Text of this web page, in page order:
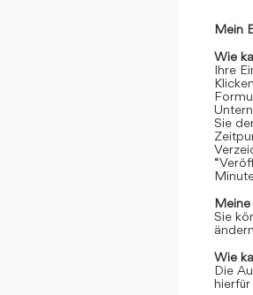
Mein
Wie
Ihre
Sie
Sie
Wie
Die